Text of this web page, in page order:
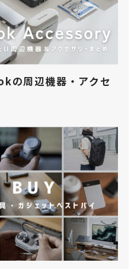
の周辺機器・アクセ